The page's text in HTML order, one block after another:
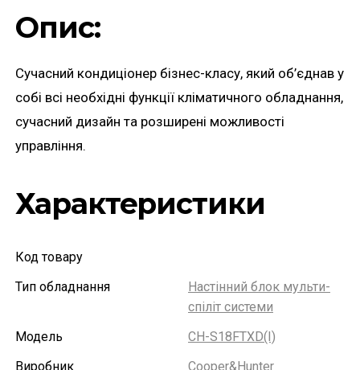
Опис:
Сучасний кондиціонер бізнес-класу, який об’єднав у
собі всі необхідні функції кліматичного обладнання,
сучасний дизайн та розширені можливості
управління.
Характеристики
Код товару
Тип обладнання
Настінний блок мульти-
спіліт системи
Модель
CH-S18FTXD(I)
Виробник
Cooper&Hunter